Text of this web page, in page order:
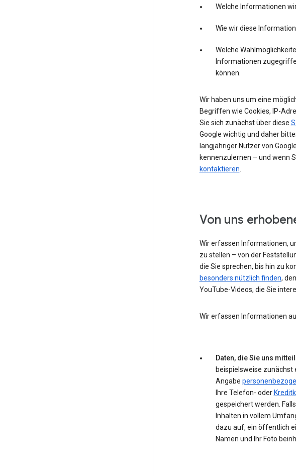
Welche Informationen
Wie wir diese
Welche
Informationen
können.
Wir haben uns um eine
Begriffen wie Cookies, IP-
Sie sich zunächst über diese
Google wichtig und daher
langjähriger Nutzer von
kennenzulernen – und wenn
kontaktieren.
Von uns
Wir erfassen Informationen,
zu stellen – von der
die Sie sprechen, bis hin zu
besonders nützlich finden, den
YouTube-Videos, die Sie
Wir erfassen Informationen
Daten, die Sie uns
beispielsweise zunächst
Angabe
Ihre Telefon- oder
gespeichert werden.
Inhalten in vollem
dazu auf, ein öffentlich
Namen und Ihr Foto